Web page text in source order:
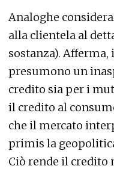
Analoghe
alla clientela al
sostanza). Afferma,
presumono un
credito sia per i
il credito al
che il mercato
primis la
Ciò rende il credito